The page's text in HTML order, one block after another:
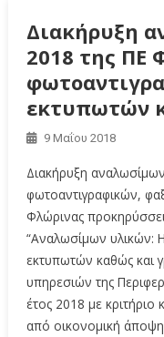
Διακήρυξη
2018 της ΠΕ
εκτυπωτών
9 Μαΐου 2018
Διακήρυξη
φωτοαντιγραφικών,
Φλώρινας
“Αναλωσίμων υλικών:
εκτυπωτών καθώς και
υπηρεσιών της
έτος 2018 με
από οικονομική